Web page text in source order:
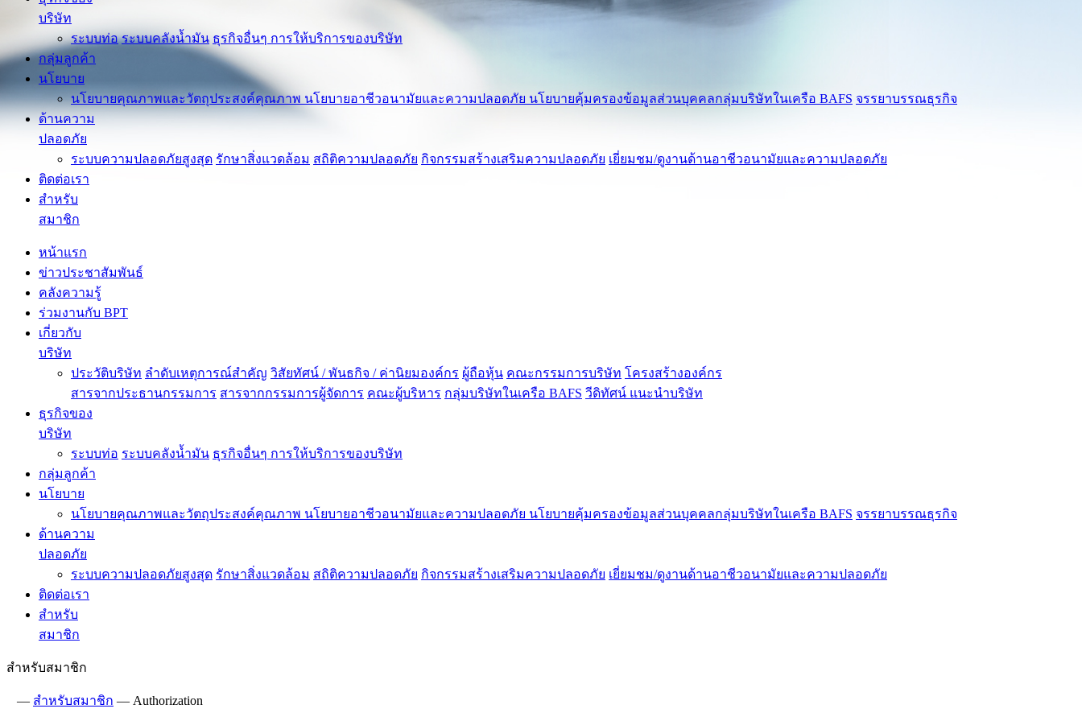
บริษัท
ระบบท่อ ระบบคลังน้ำมัน ธุรกิจอื่นๆ การให้บริการของบริษัท
กลุ่มลูกค้า
นโยบาย
นโยบายคุณภาพและวัตถุประสงค์คุณภาพ นโยบายอาชีวอนามัยและความปลอดภัย นโยบายคุ้มครองข้อมูลส่วนบุคคลกลุ่มบริษัทในเครือ BAFS จรรยาบรรณธุรกิจ
ด้านความ
ปลอดภัย
ระบบความปลอดภัยสูงสุด รักษาสิ่งแวดล้อม สถิติความปลอดภัย กิจกรรมสร้างเสริมความปลอดภัย เยี่ยมชม/ดูงานด้านอาชีวอนามัยและความปลอดภัย
ติดต่อเรา
สำหรับ
สมาชิก
หน้าแรก
ข่าวประชาสัมพันธ์
คลังความรู้
ร่วมงานกับ BPT
เกี่ยวกับ
บริษัท
ประวัติบริษัท ลำดับเหตุการณ์สำคัญ วิสัยทัศน์ / พันธกิจ / ค่านิยมองค์กร ผู้ถือหุ้น คณะกรรมการบริษัท โครงสร้างองค์กร
สารจากประธานกรรมการ สารจากกรรมการผู้จัดการ คณะผู้บริหาร กลุ่มบริษัทในเครือ BAFS วีดิทัศน์ แนะนำบริษัท
ธุรกิจของ
บริษัท
ระบบท่อ ระบบคลังน้ำมัน ธุรกิจอื่นๆ การให้บริการของบริษัท
กลุ่มลูกค้า
นโยบาย
นโยบายคุณภาพและวัตถุประสงค์คุณภาพ นโยบายอาชีวอนามัยและความปลอดภัย นโยบายคุ้มครองข้อมูลส่วนบุคคลกลุ่มบริษัทในเครือ BAFS จรรยาบรรณธุรกิจ
ด้านความ
ปลอดภัย
ระบบความปลอดภัยสูงสุด รักษาสิ่งแวดล้อม สถิติความปลอดภัย กิจกรรมสร้างเสริมความปลอดภัย เยี่ยมชม/ดูงานด้านอาชีวอนามัยและความปลอดภัย
ติดต่อเรา
สำหรับ
สมาชิก
สำหรับสมาชิก
— สำหรับสมาชิก — Authorization